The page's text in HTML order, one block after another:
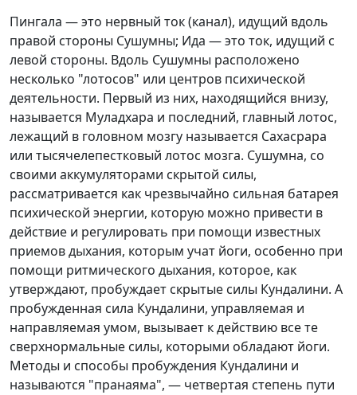
Пингала — это нервный ток (канал), идущий вдоль
правой стороны Сушумны; Ида — это ток, идущий с
левой стороны. Вдоль Сушумны расположено
несколько "лотосов" или центров психической
деятельности. Первый из них, находящийся внизу,
называется Муладхара и последний, главный лотос,
лежащий в головном мозгу называется Сахасрара
или тысячелепестковый лотос мозга. Сушумна, со
своими аккумуляторами скрытой силы,
рассматривается как чрезвычайно сильная батарея
психической энергии, которую можно привести в
действие и регулировать при помощи известных
приемов дыхания, которым учат йоги, особенно при
помощи ритмического дыхания, которое, как
утверждают, пробуждает скрытые силы Кундалини. А
пробужденная сила Кундалини, управляемая и
направляемая умом, вызывает к действию все те
сверхнормальные силы, которыми обладают йоги.
Методы и способы пробуждения Кундалини и
называются "пранаяма", — четвертая степень пути